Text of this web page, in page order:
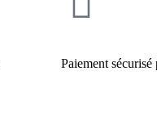
Paiement sécurisé